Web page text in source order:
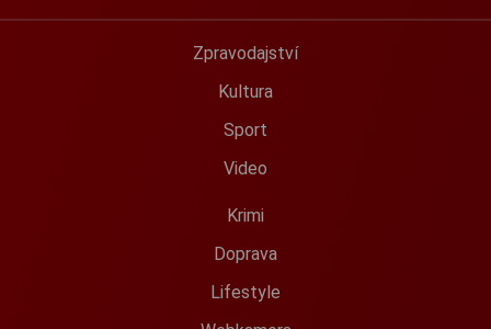
Zpravodajství
Kultura
Sport
Video
Krimi
Doprava
Lifestyle